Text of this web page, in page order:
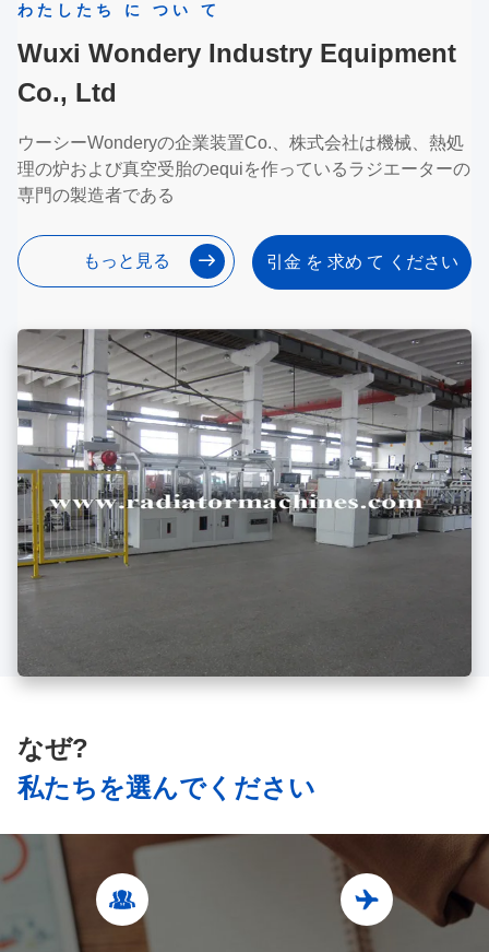
わたしたち に つい て
Wuxi Wondery Industry Equipment
Co., Ltd
ウーシーWonderyの企業装置Co.、株式会社は機械、熱処
理の炉および真空受胎のequiを作っているラジエーターの
専門の製造者である
もっと見る 引金 を 求め て ください
なぜ?
私たちを選んでください